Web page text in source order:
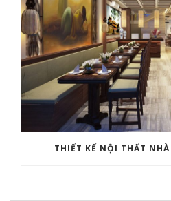
THIẾT KẾ NỘI THẤT